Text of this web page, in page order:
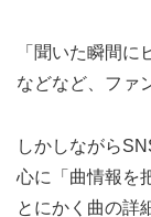
「聞いた瞬間に
などなど、ファ
しかしながら
心に「曲情報を
とにかく曲の詳